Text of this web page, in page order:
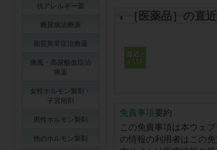
［医薬品］の直
免責事項要約
この免責事項は本ウェ
の情報の利用者はこの
抗アレルギー薬
糖尿病治療薬
脂質異常症治療薬
痛風・高尿酸血症治
療薬
女性ホルモン製剤・
子宮用剤
男性ホルモン製剤
他のホルモン製剤